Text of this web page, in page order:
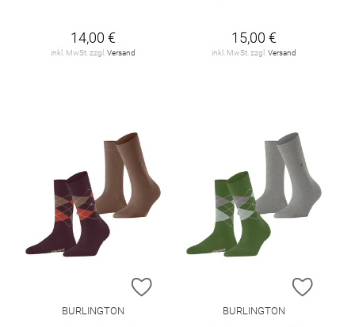
14,00 €
inkl. MwSt. zzgl. Versand
15,00 €
inkl. MwSt. zzgl. Versand
ZUR WUNSCHLISTE HINZUFÜGEN
BURLINGTON
ZUR
BURLINGTON